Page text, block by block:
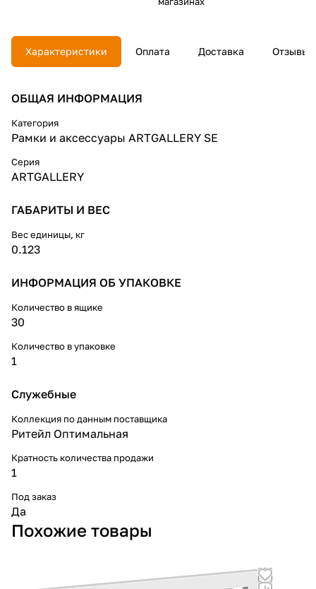
Характеристики Оплата Доставка Отзывы
ОБЩАЯ ИНФОРМАЦИЯ
Категория
Рамки и аксессуары ARTGALLERY SE
Серия
ARTGALLERY
ГАБАРИТЫ И ВЕС
Вес единицы, кг
0.123
ИНФОРМАЦИЯ ОБ УПАКОВКЕ
Количество в ящике
30
Количество в упаковке
1
Служебные
Коллекция по данным поставщика
Ритейл Оптимальная
Кратность количества продажи
1
Под заказ
Да
Похожие товары